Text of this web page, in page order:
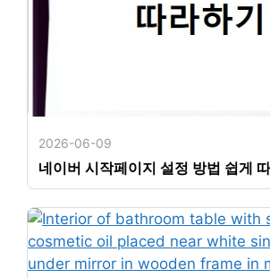
2026-06-09
네이버 시작페이지 설정 방법 쉽게